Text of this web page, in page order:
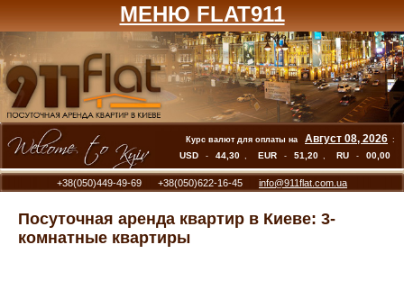
МЕНЮ FLAT911
Курс валют для оплаты на Август 08, 2026 :
USD - 44,30 , EUR - 51,20 , RU - 00,00
+38(050)449-49-69 +38(050)622-16-45 info@911flat.com.ua
Посуточная аренда квартир в Киеве: 3-
комнатные квартиры